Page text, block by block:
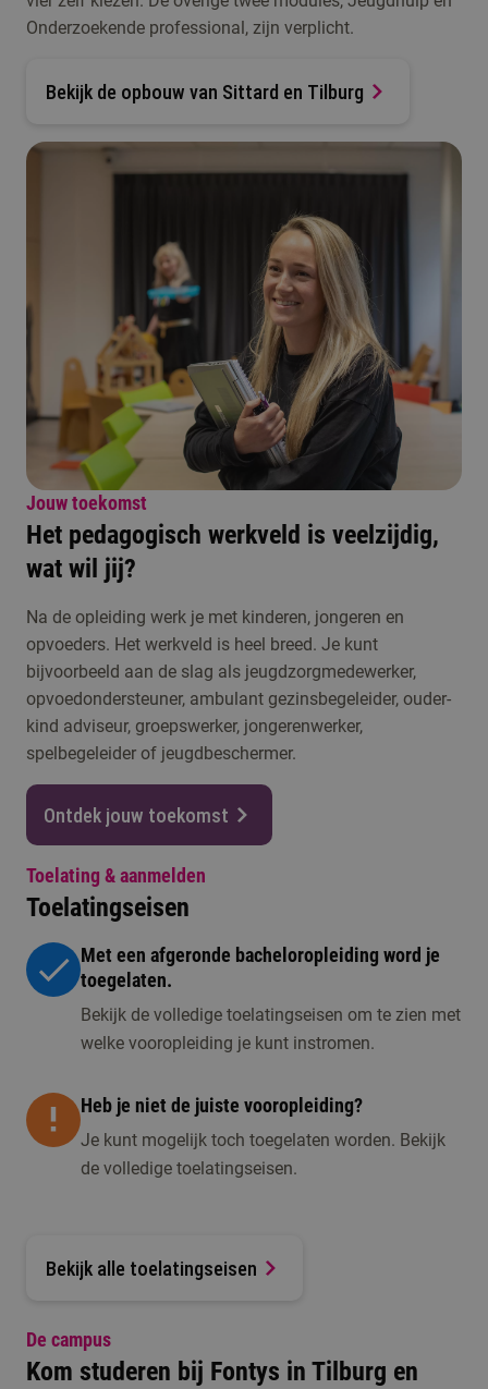
Onderzoekende professional, zijn verplicht.
Bekijk de opbouw van Sittard en Tilburg
Jouw toekomst
Het pedagogisch werkveld is veelzijdig,
wat wil jij?
Na de opleiding werk je met kinderen, jongeren en
opvoeders. Het werkveld is heel breed. Je kunt
bijvoorbeeld aan de slag als jeugdzorgmedewerker,
opvoedondersteuner, ambulant gezinsbegeleider, ouder-
kind adviseur, groepswerker, jongerenwerker,
spelbegeleider of jeugdbeschermer.
Ontdek jouw toekomst
Toelating & aanmelden
Toelatingseisen
Met een afgeronde bacheloropleiding word je
toegelaten.
Bekijk de volledige toelatingseisen om te zien met
welke vooropleiding je kunt instromen.
Heb je niet de juiste vooropleiding?
Je kunt mogelijk toch toegelaten worden. Bekijk
de volledige toelatingseisen.
Bekijk alle toelatingseisen
De campus
Kom studeren bij Fontys in Tilburg en